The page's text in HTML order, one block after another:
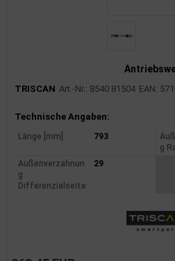
TRISCAN Art.-Nr.: 8540 81504 EAN:
Produktinformationen
Technische Angaben:
Länge [mm] 793
g
Außenverzahnun
g
Differenzialseite
29